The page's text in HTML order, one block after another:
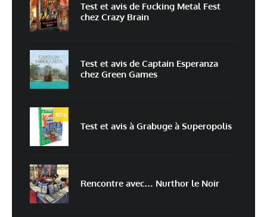
E-mail*
Enregistrer mon nom, mon e-mail et mon site dans le navigateur pour
mon prochain commentaire.
Prévenez-moi de tous les nouveaux commentaires par e-mail.
Prévenez-moi de tous les nouveaux articles par e-mail.
Test et avis de Fucking Metal Fest
chez Crazy Brain
Test et avis de Captain Esperanza
chez Green Games
80%
Test et avis à Grabuge à Superopolis
Rencontre avec… Nurthor le Noir